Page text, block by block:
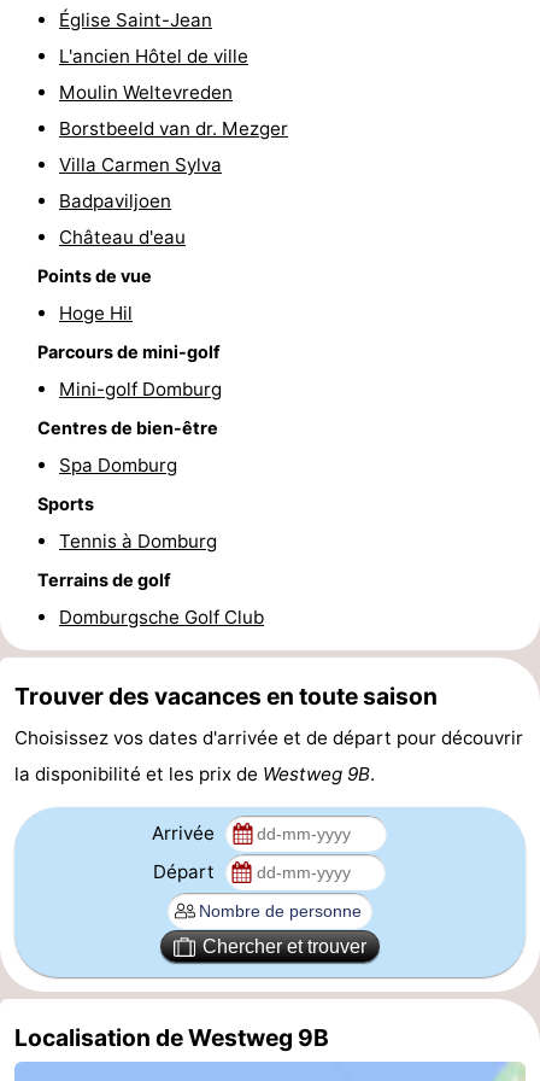
Médicales
Région
Schouwen-
Duiveland
Renesse
Brouwershaven
Zierikzee
Oosterschelde
Burgh
Haamstede
-
Nature
Walcheren
Oranjezon
Oostkapelle
-
de
Westkapelle
-
Église Saint-Jean
L'ancien Hôtel de ville
Moulin Weltevreden
Borstbeeld van dr. Mezger
Villa Carmen Sylva
Badpaviljoen
Château d'eau
Points de vue
Hoge Hil
Parcours de mini-golf
Mini-golf Domburg
Centres de bien-être
Spa Domburg
Sports
Tennis à Domburg
Terrains de golf
Domburgsche Golf Club
Trouver des vacances en toute saison
Choisissez vos dates d'arrivée et de départ pour découvrir
la disponibilité et les prix de Westweg 9B.
Arrivée
Départ
Chercher et trouver
Localisation de Westweg 9B